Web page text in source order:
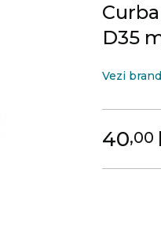
D35
Vezi
40,00